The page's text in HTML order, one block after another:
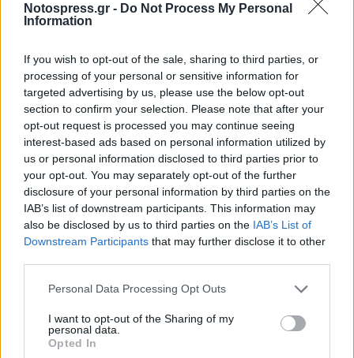
Notospress.gr - Do Not Process My Personal
Information
If you wish to opt-out of the sale, sharing to third parties, or
processing of your personal or sensitive information for
targeted advertising by us, please use the below opt-out
section to confirm your selection. Please note that after your
opt-out request is processed you may continue seeing
interest-based ads based on personal information utilized by
us or personal information disclosed to third parties prior to
your opt-out. You may separately opt-out of the further
disclosure of your personal information by third parties on the
IAB’s list of downstream participants. This information may
also be disclosed by us to third parties on the IAB’s List of
Downstream Participants that may further disclose it to other
Personal Data Processing Opt Outs
I want to opt-out of the Sharing of my
personal data.
Opted In
γραβιέρα σε κομμάτια και ψήνουμε σε
βαθμούς και 10 – 15 λεπτά περίπου μέχρι
η ομελέτα να φουσκώσει και να ροδίσει
Σερβίρουμε με κομμένα ντοματίνια
Ακολουθήστε τοnotospress.grστο Google News και
μάθετε πρώτοιόλες τις ειδήσεις
TAGS: ΟΜΕΛΕΤΑ ΣΤΟ ΦΟΥΡΝΟ ΟΜΕΛΕΤΑ
ΣΥΝΤΑΓΗ